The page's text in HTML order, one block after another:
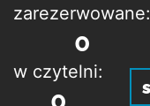
zarezerwowane:
0
w czytelni: